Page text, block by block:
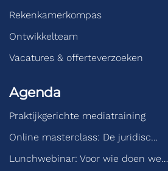
Rekenkamerkompas
Ontwikkelteam
Vacatures & offerteverzoeken
Agenda
Praktijkgerichte mediatraining
Online masterclass: De juridisc…
Lunchwebinar: Voor wie doen we…